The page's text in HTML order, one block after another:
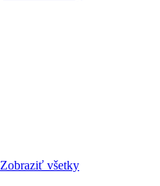
Zobraziť všetky